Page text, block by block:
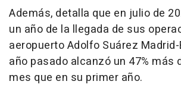
Además, detalla que en julio de
un año de la llegada de sus
aeropuerto Adolfo Suárez
año pasado alcanzó un 47% más
mes que en su primer año.